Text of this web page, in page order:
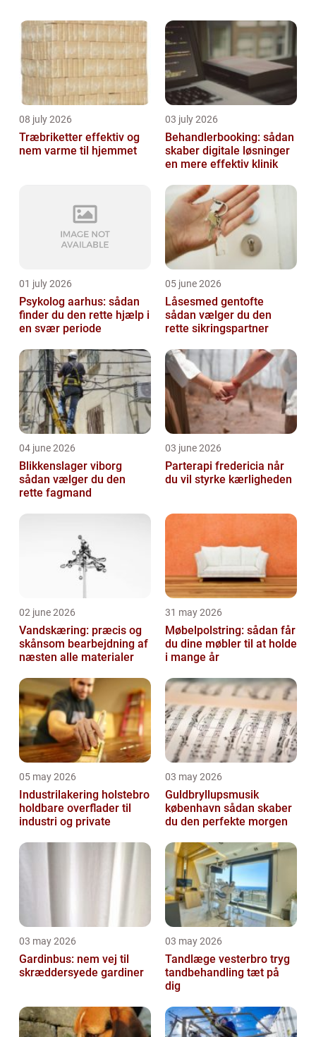
vil vi udforske, hvad du bør kig...
08 july 2026
Træbriketter effektiv og
nem varme til hjemmet
03 july 2026
Behandlerbooking: sådan
skaber digitale løsninger
en mere effektiv klinik
01 july 2026
Psykolog aarhus: sådan
finder du den rette hjælp i
en svær periode
05 june 2026
Låsesmed gentofte
sådan vælger du den
rette sikringspartner
04 june 2026
Blikkenslager viborg
sådan vælger du den
rette fagmand
03 june 2026
Parterapi fredericia når
du vil styrke kærligheden
02 june 2026
Vandskæring: præcis og
skånsom bearbejdning af
næsten alle materialer
31 may 2026
Møbelpolstring: sådan får
du dine møbler til at holde
i mange år
05 may 2026
Industrilakering holstebro
holdbare overflader til
industri og private
03 may 2026
Guldbryllupsmusik
københavn sådan skaber
du den perfekte morgen
03 may 2026
Gardinbus: nem vej til
skræddersyede gardiner
03 may 2026
Tandlæge vesterbro tryg
tandbehandling tæt på
dig